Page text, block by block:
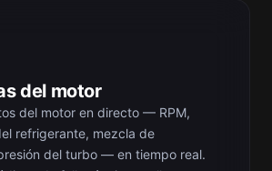
del motor
del motor en directo — RPM,
refrigerante, mezcla de
del turbo — en tiempo real.